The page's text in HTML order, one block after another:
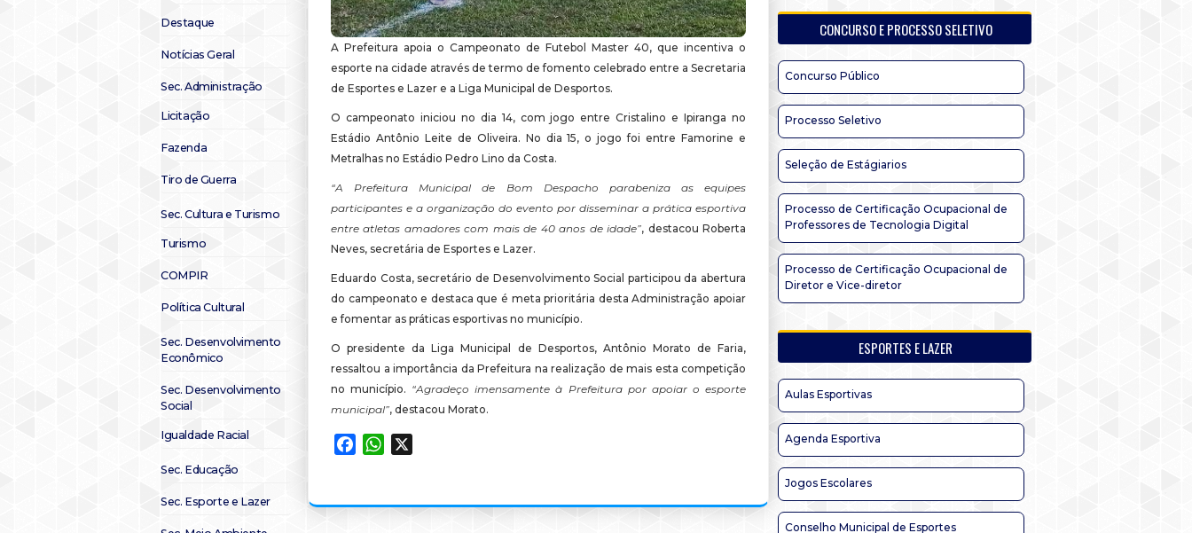
Destaque
Notícias Geral
Sec. Administração
Licitação
Fazenda
Tiro de Guerra
Sec. Cultura e Turismo
Turismo
COMPIR
Política Cultural
Sec. Desenvolvimento
Econômico
Sec. Desenvolvimento
Social
Igualdade Racial
Sec. Educação
Sec. Esporte e Lazer
A Prefeitura apoia o Campeonato de Futebol Master 40, que incentiva o
esporte na cidade através de termo de fomento celebrado entre a Secretaria
de Esportes e Lazer e a Liga Municipal de Desportos.
O campeonato iniciou no dia 14, com jogo entre Cristalino e Ipiranga no
Estádio Antônio Leite de Oliveira. No dia 15, o jogo foi entre Famorine e
Metralhas no Estádio Pedro Lino da Costa.
“A Prefeitura Municipal de Bom Despacho parabeniza as equipes
participantes e a organização do evento por disseminar a prática esportiva
entre atletas amadores com mais de 40 anos de idade”, destacou Roberta
Neves, secretária de Esportes e Lazer.
Eduardo Costa, secretário de Desenvolvimento Social participou da abertura
do campeonato e destaca que é meta prioritária desta Administração apoiar
e fomentar as práticas esportivas no município.
O presidente da Liga Municipal de Desportos, Antônio Morato de Faria,
ressaltou a importância da Prefeitura na realização de mais esta competição
no município. “Agradeço imensamente à Prefeitura por apoiar o esporte
municipal”, destacou Morato.
FacebookWhatsApp
CONCURSO E PROCESSO SELETIVO
Concurso Público
Processo Seletivo
Seleção de Estágiarios
Processo de Certificação Ocupacional de
Professores de Tecnologia Digital
Processo de Certificação Ocupacional de
Diretor e Vice-diretor
ESPORTES E LAZER
Aulas Esportivas
Agenda Esportiva
Jogos Escolares
Conselho Municipal de Esportes